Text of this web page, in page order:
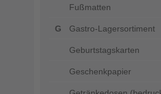
Fußmatten
Gastro-Lagersortiment
Geburtstagskarten
Geschenkpapier